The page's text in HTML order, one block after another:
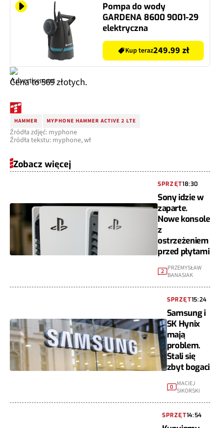
Pompa do wody
GARDENA 8600 9001-29
elektryczna
Kup teraz249.99 zł
Cena to 569 złotych.
HAMMER MYPHONE HAMMER ACTIVE 2 LTE
Źródła zdjęć: myphone
Źródła tekstu: myphone, wł
Zobacz więcej
SPRZĘT18:30
Sony idzie w
zaparte.
Nowe konsole
z
ostrzeżeniem
przed płytami
2 PRZEMYSŁAW
BANASIAK
SPRZĘT15:24
Samsung i
SK Hynix
mają
problem.
Stali się
zbyt bogaci
0 MACIEJ
SIKORSKI
SPRZĘT14:54